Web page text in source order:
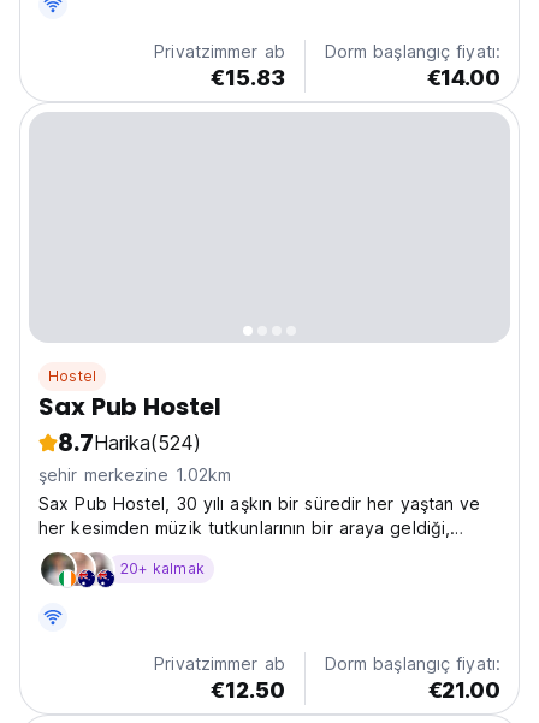
rahatlıkla...
Privatzimmer ab
€15.83
Dorm başlangıç fiyatı:
€14.00
Hostel
Sax Pub Hostel
8.7Harika(524)
şehir merkezine 1.02km
Sax Pub Hostel, 30 yılı aşkın bir süredir her yaştan ve
her kesimden müzik tutkunlarının bir araya geldiği,
şehrin canlı ve rahat eski merkezinden geçen
Ljubljanica Nehri kıyısında ideal bir konuma sahiptir.
20+ kalmak
Privatzimmer ab
€12.50
Dorm başlangıç fiyatı:
€21.00